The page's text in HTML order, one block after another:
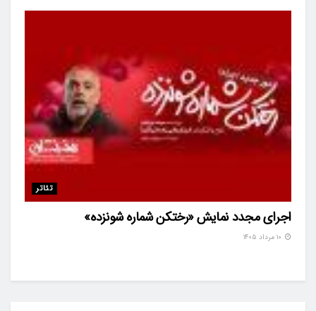
تئاتر
اجرای مجدد نمایش «رختکن شماره شونزده»